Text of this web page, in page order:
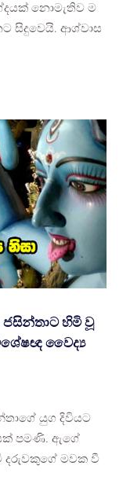
නොමැතිව ම
සිදුවෙයි. ආශ්වාස
ජසින්තාට හිමි වූ
විශේෂඥ වෛද්‍ය
යුග දිවියට
පමණි. ඇගේ
දරුවකුගේ මවක වී